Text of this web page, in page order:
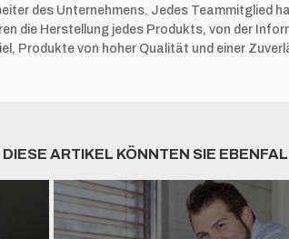
des Unternehmens. Jedes Teammitglied
die Herstellung jedes Produkts, von der
Produkte von hoher Qualität und einer
DIESE ARTIKEL KÖNNTEN SIE